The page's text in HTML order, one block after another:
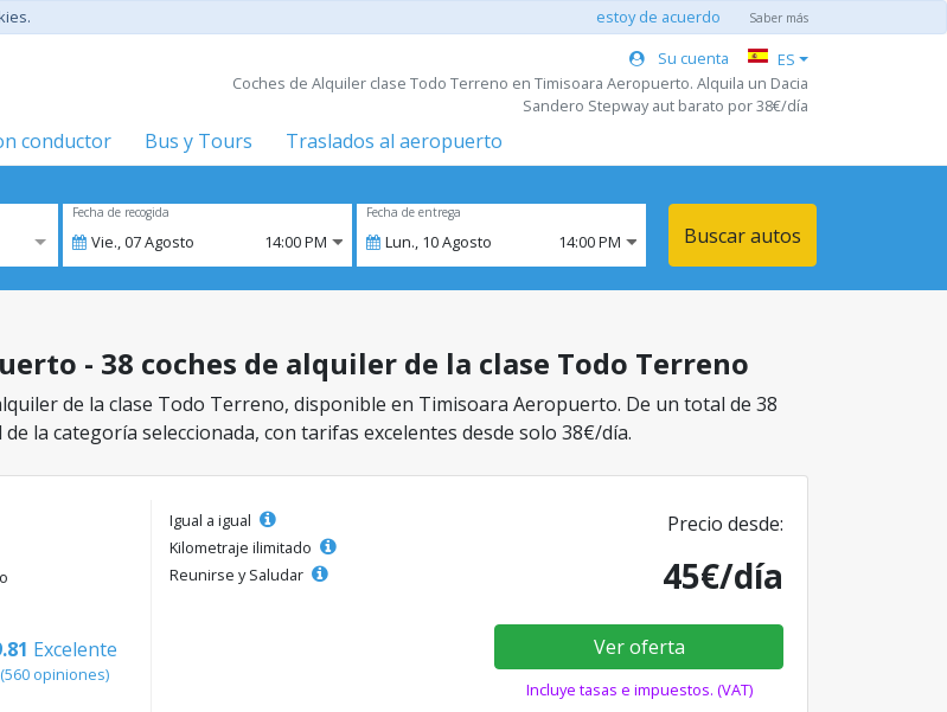
estoy de acuerdo Saber más
Su cuenta
ES
Coches de Alquiler clase Todo Terreno en Timisoara Aeropuerto. Alquila un Dacia
Sandero Stepway aut barato por 38€/día
conductor Bus y Tours
Traslados al aeropuerto
Fecha de recogida
Vie.,07Agosto 14:00 PM
Fecha de entrega
Lun., 10Agosto 14:00 PM Buscar autos
- 38 coches de alquiler de la clase Todo Terreno
de la clase Todo Terreno, disponible en Timisoara Aeropuerto. De un total de 38
la categoría seleccionada, con tarifas excelentes desde solo 38€/día.
Excelente
(560 opiniones)
Igual a igual
Kilometraje ilimitado
Reunirse y Saludar
Precio desde:
45€/día
Ver oferta
Incluye tasas e impuestos. (VAT)